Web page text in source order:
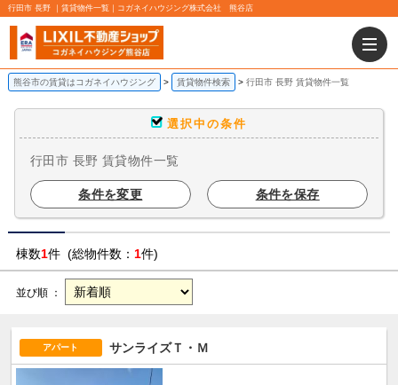
行田市 長野 ｜賃貸物件一覧｜コガネイハウジング株式会社 熊谷店
熊谷市の賃貸はコガネイハウジング 賃貸物件検索 行田市 長野 賃貸物件一覧
選択中の条件
行田市 長野 賃貸物件一覧
条件を変更 条件を保存
棟数1件 (総物件数： 1件)
並び順 ：
アパート サンライズＴ・Ｍ